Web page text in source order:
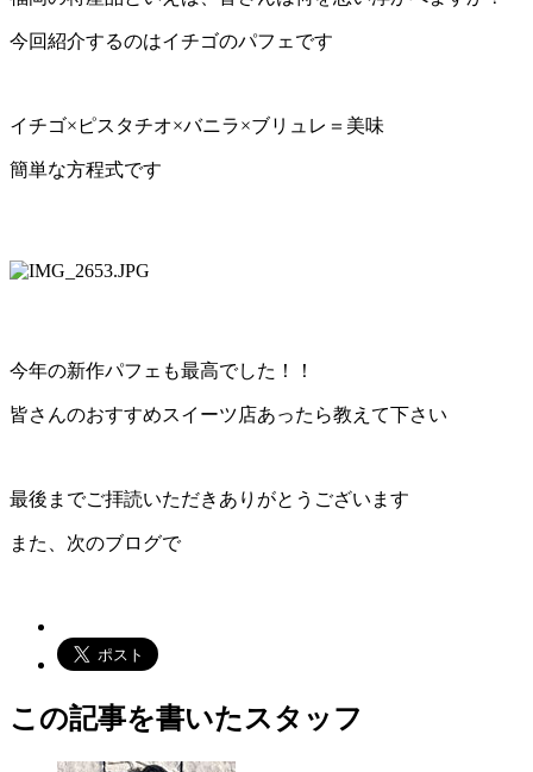
今回紹介するのはイチゴのパフェです
イチゴ×ピスタチオ×バニラ×ブリュレ＝美味
簡単な方程式です
今年の新作パフェも最高でした！！
皆さんのおすすめスイーツ店あったら教えて下さい
最後までご拝読いただきありがとうございます
また、次のブログで
この記事を書いたスタッフ